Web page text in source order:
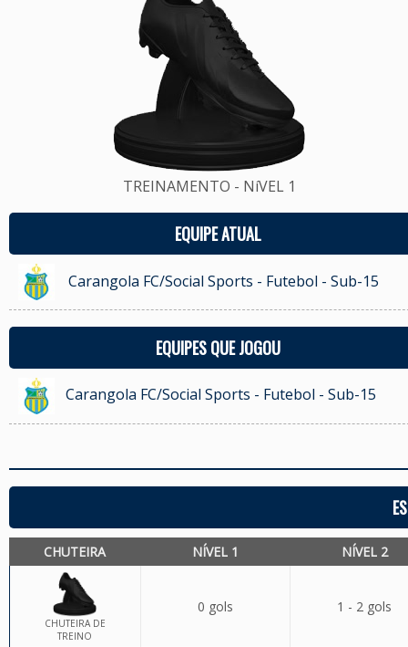
TREINAMENTO - NíVEL 1
EQUIPE ATUAL
Carangola FC/Social Sports - Futebol - Sub-15
EQUIPES QUE JOGOU
Carangola FC/Social Sports - Futebol - Sub-15
CHUTEIRA NÍVEL 1 NÍVEL 2
CHUTEIRA DE
TREINO
0 gols 1 - 2 gols